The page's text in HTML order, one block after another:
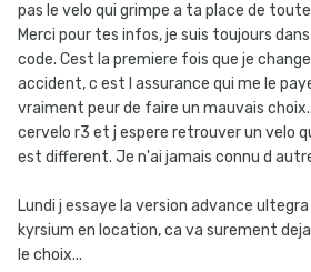
pas le velo qui grimpe a ta place de
Merci pour tes infos, je suis toujours
code. Cest la premiere fois que je
accident, c est l assurance qui me le
vraiment peur de faire un mauvais
cervelo r3 et j espere retrouver un velo
est different. Je n'ai jamais connu d
Lundi j essaye la version advance
kyrsium en location, ca va surement
le choix...